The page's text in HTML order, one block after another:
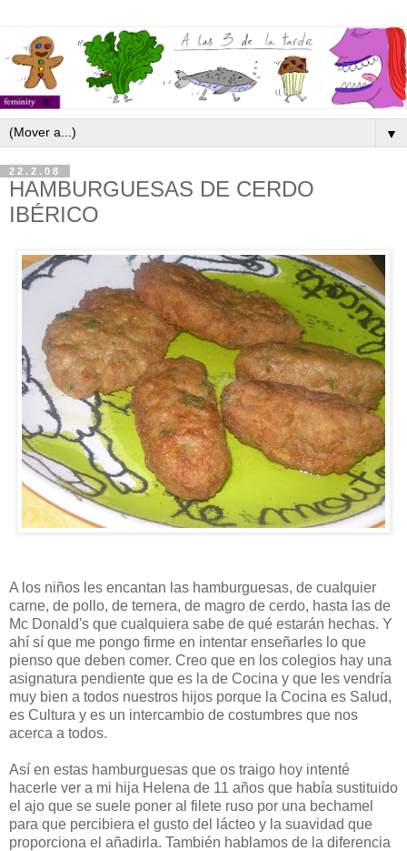
▼
22.2.08
HAMBURGUESAS DE CERDO
IBÉRICO
A los niños les encantan las hamburguesas, de cualquier
carne, de pollo, de ternera, de magro de cerdo, hasta las de
Mc Donald's que cualquiera sabe de qué estarán hechas. Y
ahí sí que me pongo firme en intentar enseñarles lo que
pienso que deben comer. Creo que en los colegios hay una
asignatura pendiente que es la de Cocina y que les vendría
muy bien a todos nuestros hijos porque la Cocina es Salud,
es Cultura y es un intercambio de costumbres que nos
acerca a todos.
Así en estas hamburguesas que os traigo hoy intenté
hacerle ver a mi hija Helena de 11 años que había sustituido
el ajo que se suele poner al filete ruso por una bechamel
para que percibiera el gusto del lácteo y la suavidad que
proporciona el añadirla. También hablamos de la diferencia